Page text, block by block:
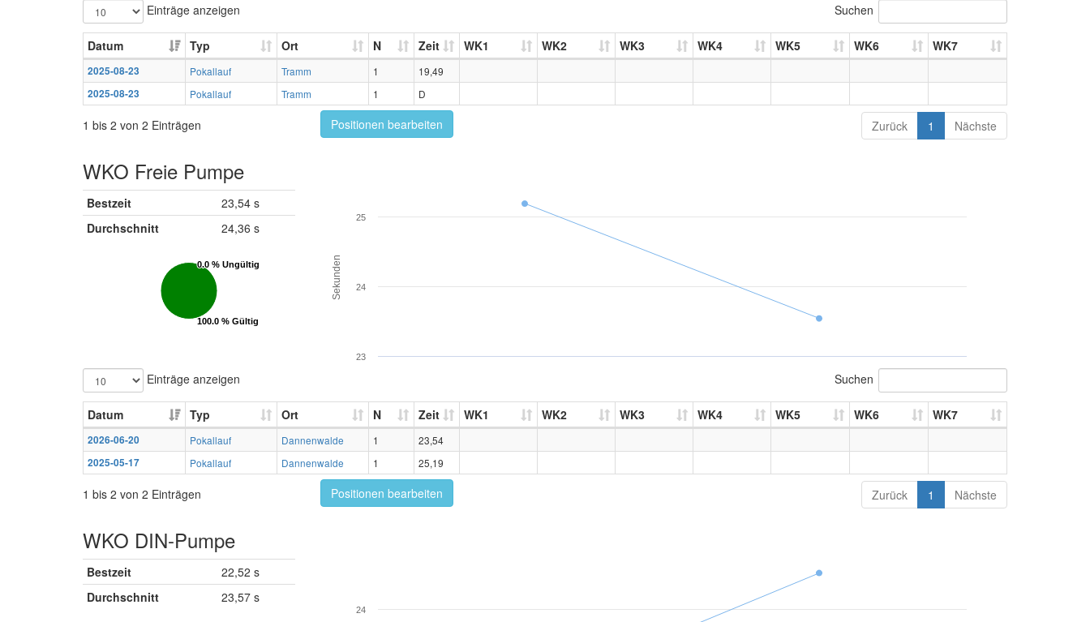
Einträge anzeigen Suchen
Datum Typ Ort N Zeit WK1 WK2 WK3 WK4 WK5 WK6 WK7
2025-08-23 Pokallauf Tramm 1
19,49
2025-08-23
Pokallauf Tramm 1 D
1 bis 2 von 2 Einträgen Positionen bearbeiten Zurück 1 Nächste
WKO Freie Pumpe
Bestzeit
23,54 s
Durchschnitt
24,36 s
0.0 % Ungültig
0.0 % Ungültig
100.0 % Gültig
100.0 % Gültig
Sekunden
23
24
25
Einträge anzeigen Suchen
Datum Typ Ort N Zeit WK1 WK2 WK3 WK4 WK5 WK6 WK7
2026-06-20 Pokallauf Dannenwalde 1
23,54
2025-05-17
Pokallauf Dannenwalde 1 25,19
1 bis 2 von 2 Einträgen Positionen bearbeiten Zurück 1 Nächste
WKO DIN-Pumpe
Bestzeit
22,52 s
Durchschnitt
23,57 s
24